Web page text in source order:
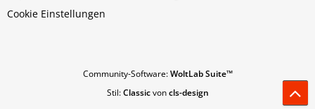
Cookie Einstellungen
Community-Software:WoltLab Suite™
Stil:Classicvoncls-design